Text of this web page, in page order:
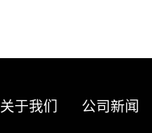
关于我们 公司新闻